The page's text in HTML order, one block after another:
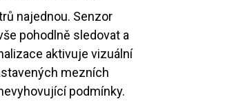
najednou. Senzor
pohodlně sledovat a
aktivuje vizuální
mezních
podmínky.